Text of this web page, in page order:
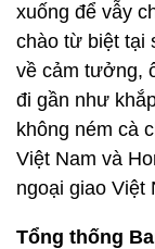
xuống để vẫy
chào từ biệt tại
về cảm tưởng,
đi gần như
không ném cà
Việt Nam và
ngoại giao Việt
Tổng thống